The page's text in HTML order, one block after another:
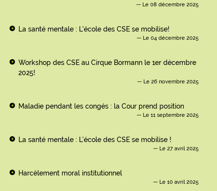
Le 08 décembre 2025
La santé mentale : L'école des CSE se mobilise!
Le 04 décembre 2025
Workshop des CSE au Cirque Bormann le 1er décembre
2025!
Le 26 novembre 2025
Maladie pendant les congés : la Cour prend position
Le 11 septembre 2025
La santé mentale : L'école des CSE se mobilise !
Le 27 avril 2025
Harcèlement moral institutionnel
Le 10 avril 2025